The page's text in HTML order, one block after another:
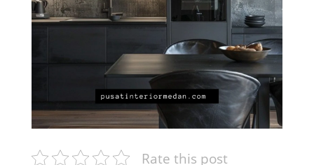
Rate this post